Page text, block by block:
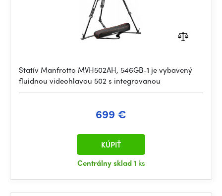
Statív Manfrotto MVH502AH, 546GB-1 je vybavený
fluidnou videohlavou 502 s integrovanou
699 €
Centrálny sklad1 ks
KÚPIŤ